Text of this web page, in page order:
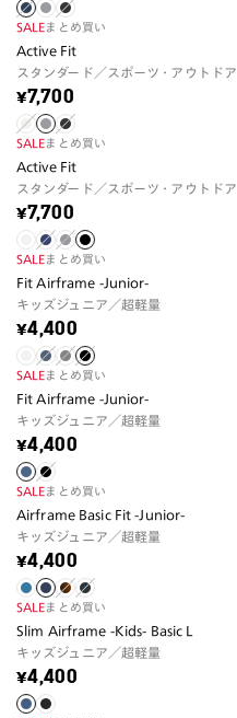
SALEまとめ買い
Active Fit
スタンダード／スポーツ・アウトドア
¥7,700
SALEまとめ買い
Active Fit
スタンダード／スポーツ・アウトドア
¥7,700
SALEまとめ買い
Fit Airframe -Junior-
キッズジュニア／超軽量
¥4,400
SALEまとめ買い
Fit Airframe -Junior-
キッズジュニア／超軽量
¥4,400
SALEまとめ買い
Airframe Basic Fit -Junior-
キッズジュニア／超軽量
¥4,400
SALEまとめ買い
Slim Airframe -Kids- Basic L
キッズジュニア／超軽量
¥4,400